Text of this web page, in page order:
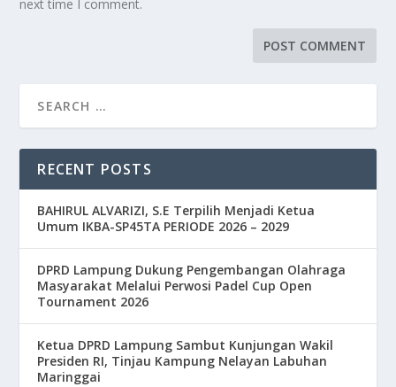
next time I comment.
RECENT POSTS
BAHIRUL ALVARIZI, S.E Terpilih Menjadi Ketua
Umum IKBA-SP45TA PERIODE 2026 – 2029
DPRD Lampung Dukung Pengembangan Olahraga
Masyarakat Melalui Perwosi Padel Cup Open
Tournament 2026
Ketua DPRD Lampung Sambut Kunjungan Wakil
Presiden RI, Tinjau Kampung Nelayan Labuhan
Maringgai